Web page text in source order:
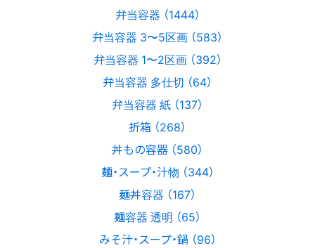
弁当容器 （1444）
弁当容器 3〜5区画 （583）
弁当容器 1〜2区画 （392）
弁当容器 多仕切 （64）
弁当容器 紙 （137）
折箱 （268）
丼もの容器 （580）
麺・スープ・汁物 （344）
麺丼容器 （167）
麺容器 透明 （65）
みそ汁・スープ・鍋 （96）